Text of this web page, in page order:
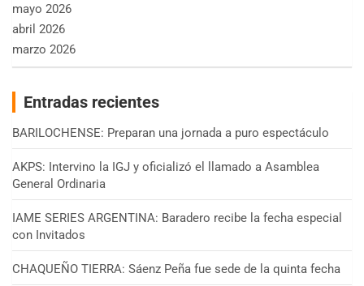
mayo 2026
abril 2026
marzo 2026
Entradas recientes
BARILOCHENSE: Preparan una jornada a puro espectáculo
AKPS: Intervino la IGJ y oficializó el llamado a Asamblea
General Ordinaria
IAME SERIES ARGENTINA: Baradero recibe la fecha especial
con Invitados
CHAQUEÑO TIERRA: Sáenz Peña fue sede de la quinta fecha